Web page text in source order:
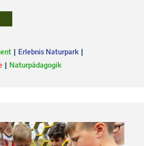
Erlebnis Naturpark
Naturpädagogik